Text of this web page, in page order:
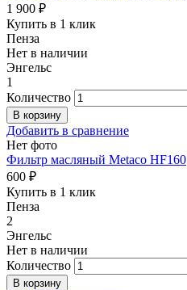
1 900 ₽
Купить в 1 клик
Пенза
Нет в наличии
Энгельс
1
Количество
Добавить в сравнение
Нет фото
Фильтр масляный Metaco HF160
600 ₽
Купить в 1 клик
Пенза
2
Энгельс
Нет в наличии
Количество